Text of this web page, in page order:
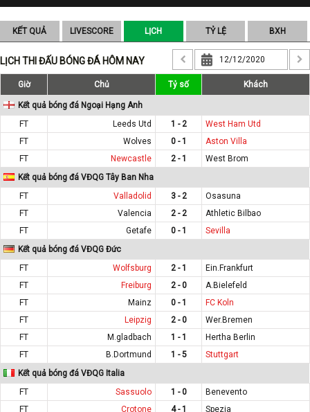
KẾT QUẢ LIVESCORE LỊCH TỶ LỆ BXH
LỊCH THI ĐẤU BÓNG ĐÁ HÔM NAY
Giờ Chủ Tỷ số Khách
Kết quả bóng đá Ngoại Hạng Anh
FT
Leeds Utd 1 - 2
West Ham Utd
FT
Wolves 0 - 1
Aston Villa
FT
Newcastle 2 - 1
West Brom
Kết quả bóng đá VĐQG Tây Ban Nha
FT
Valladolid 3 - 2
Osasuna
FT
Valencia 2 - 2
Athletic Bilbao
FT
Getafe 0 - 1
Sevilla
Kết quả bóng đá VĐQG Đức
FT
Wolfsburg 2 - 1
Ein.Frankfurt
FT
Freiburg 2 - 0
A.Bielefeld
FT
Mainz 0 - 1
FC Koln
FT
Leipzig 2 - 0
Wer.Bremen
FT
M.gladbach 1 - 1
Hertha Berlin
FT
B.Dortmund 1 - 5
Stuttgart
Kết quả bóng đá VĐQG Italia
FT
Sassuolo 1 - 0
Benevento
FT
Crotone 4 - 1
Spezia